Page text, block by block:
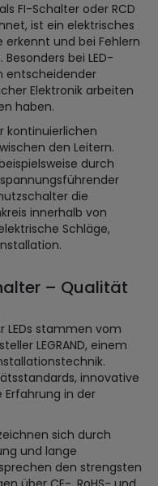
FI-Schalter oder RCD
ist ein elektrisches
und bei Fehlern
bei LED-
entscheidender
Elektronik arbeiten
haben.
kontinuierlichen
den Leitern.
durch
die
innerhalb von
Schläge,
– Qualität
LEDs stammen vom
LEGRAND, einem
innovative
in der
sich durch
und lange
den strengsten